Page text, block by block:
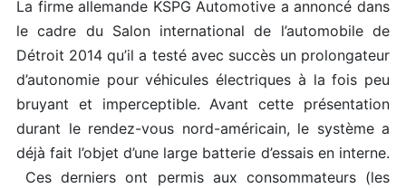
La firme allemande KSPG Automotive a annoncé dans
le cadre du Salon international de l’automobile de
Détroit 2014 qu’il a testé avec succès un prolongateur
d’autonomie pour véhicules électriques à la fois peu
bruyant et imperceptible. Avant cette présentation
durant le rendez-vous nord-américain, le système a
déjà fait l’objet d’une large batterie d’essais en interne.
Ces derniers ont permis aux consommateurs (les